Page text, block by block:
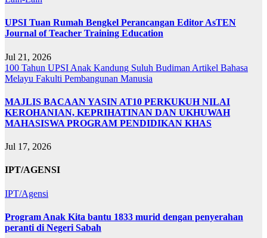
UPSI Tuan Rumah Bengkel Perancangan Editor AsTEN
Journal of Teacher Training Education
Jul 21, 2026
100 Tahun UPSI Anak Kandung Suluh Budiman Artikel Bahasa
Melayu Fakulti Pembangunan Manusia
MAJLIS BACAAN YASIN AT10 PERKUKUH NILAI
KEROHANIAN, KEPRIHATINAN DAN UKHUWAH
MAHASISWA PROGRAM PENDIDIKAN KHAS
Jul 17, 2026
IPT/AGENSI
IPT/Agensi
Program Anak Kita bantu 1833 murid dengan penyerahan
peranti di Negeri Sabah